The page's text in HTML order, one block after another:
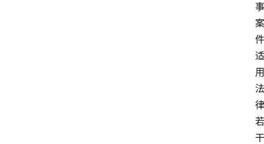
事
案
件
适
用
法
律
若
干